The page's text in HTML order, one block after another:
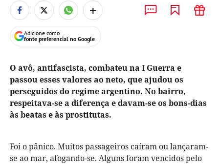
+
Adicione como
fonte preferencial no Google
O avô, antifascista, combateu na I Guerra e
passou esses valores ao neto, que ajudou os
perseguidos do regime argentino. No bairro,
respeitava-se a diferença e davam-se os bons-dias
às beatas e às prostitutas.
Foi o pânico. Muitos passageiros caíram ou lançaram-
se ao mar, afogando-se. Alguns foram vencidos pelo